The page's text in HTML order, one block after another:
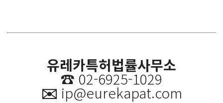
유레카특허법률사무소
☎️ 02-6925-1029
✉️ ip@eurekapat.com